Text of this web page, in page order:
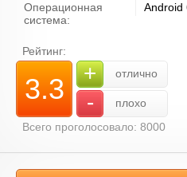
Операционная
система:
Android
Рейтинг:
3.3 + отлично
-
плохо
Всего проголосовало: 8000